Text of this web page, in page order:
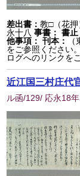
差出書：教□（花押
永十八 事書： 書止
他事項： 刊本：
をご参照ください。
ログへのリンクを
近江国三村庄代
ル函/129/ 応永18